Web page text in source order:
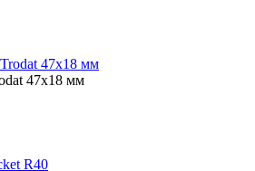
47х18 мм